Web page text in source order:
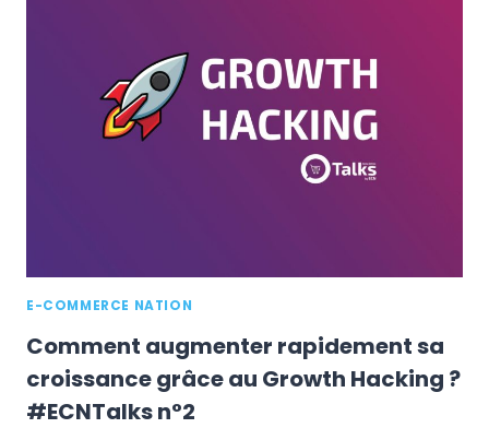
E-COMMERCE NATION
Comment augmenter rapidement sa
croissance grâce au Growth Hacking ?
#ECNTalks n°2